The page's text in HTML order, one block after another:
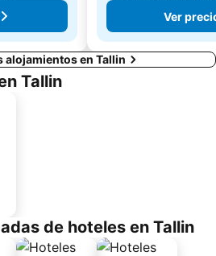
Ver
alojamientos en Tallin
Tallin
de hoteles en Tallin